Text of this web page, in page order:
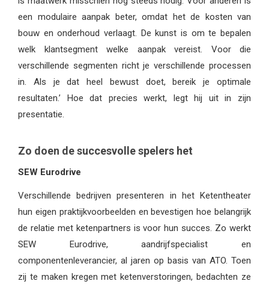
een modulaire aanpak beter, omdat het de kosten van
bouw en onderhoud verlaagt. De kunst is om te bepalen
welk klantsegment welke aanpak vereist. Voor die
verschillende segmenten richt je verschillende processen
in. Als je dat heel bewust doet, bereik je optimale
resultaten.’ Hoe dat precies werkt, legt hij uit in zijn
presentatie.
Zo doen de succesvolle spelers het
SEW Eurodrive
Verschillende bedrijven presenteren in het Ketentheater
hun eigen praktijkvoorbeelden en bevestigen hoe belangrijk
de relatie met ketenpartners is voor hun succes. Zo werkt
SEW Eurodrive, aandrijfspecialist en
componentenleverancier, al jaren op basis van ATO. Toen
zij te maken kregen met ketenverstoringen, bedachten ze